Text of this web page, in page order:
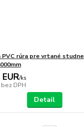
PVC rúra pre vrtané studne
/ks
bez DPH
Detail